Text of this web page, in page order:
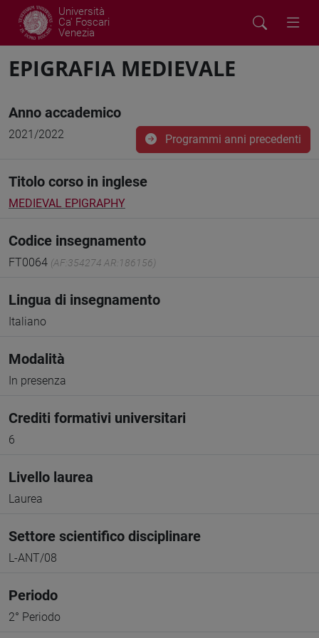
Università
Ca' Foscari
Venezia
EPIGRAFIA MEDIEVALE
Anno accademico
2021/2022 Programmi anni precedenti
Titolo corso in inglese
MEDIEVAL EPIGRAPHY
Codice insegnamento
FT0064 (AF:354274 AR:186156)
Lingua di insegnamento
Italiano
Modalità
In presenza
Crediti formativi universitari
6
Livello laurea
Laurea
Settore scientifico disciplinare
L-ANT/08
Periodo
2° Periodo